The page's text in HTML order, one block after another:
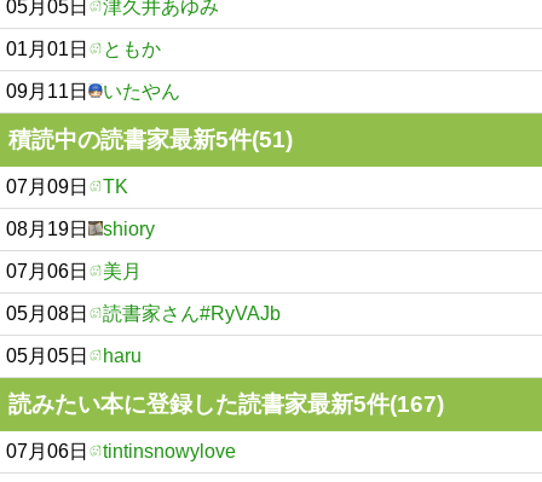
05月05日 津久井あゆみ
01月01日 ともか
09月11日 いたやん
積読中の読書家最新5件(51)
07月09日 TK
08月19日 shiory
07月06日 美月
05月08日 読書家さん#RyVAJb
05月05日 haru
読みたい本に登録した読書家最新5件(167)
07月06日 tintinsnowylove